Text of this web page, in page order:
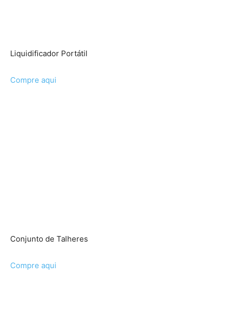
Liquidificador Portátil
Compre aqui
Conjunto de Talheres
Compre aqui